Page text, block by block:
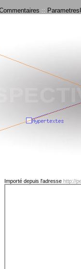
::
Importé depuis l'adresse http://